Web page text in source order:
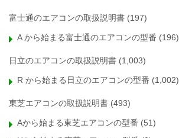
富士通のエアコンの取扱説明書 (197)
A から始まる富士通のエアコンの型番 (196)
日立のエアコンの取扱説明書 (1,003)
R から始まる日立のエアコンの型番 (1,002)
東芝エアコンの取扱説明書 (493)
Aから始まる東芝エアコンの型番 (51)